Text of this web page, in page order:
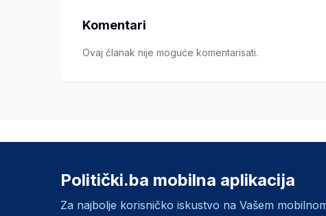
Komentari
Ovaj članak nije moguće komentarisati.
Politički.ba mobilna aplikacija
Za najbolje korisničko iskustvo na Vašem